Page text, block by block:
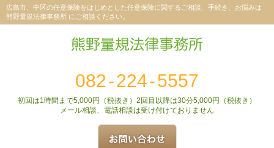
広島市、中区の任意保険をはじめとした任意保険に関するご相談、手続き、お悩みは
熊野量規法律事務所 にご相談ください。
082-224-5557
初回は1時間まで5,000円（税抜き）2回目以降は30分5,000円（税抜き）
メール相談、電話相談は受け付けておりません